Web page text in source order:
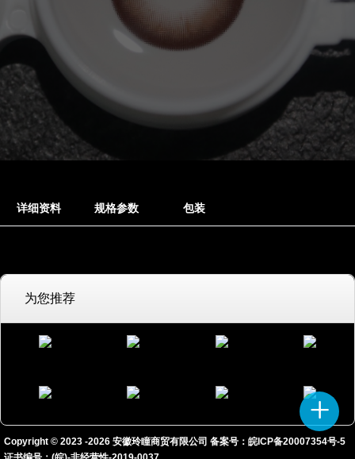
详细资料 规格参数 包装
为您推荐
Copyright © 2023 -2026 安徽玲瞳商贸有限公司 备案号： 皖ICP备20007354号-5